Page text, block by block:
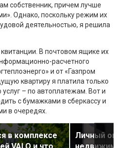
собственник, причем лучше
Однако, поскольку режим их
деятельностью, я решила
В почтовом ящике их
расчетного
и от «Газпром
квартиру я платила только
– по автоплатежам. Вот и
с бумажками в сберкассу и
в очередях.
в комплексе
VALO и что
Личный